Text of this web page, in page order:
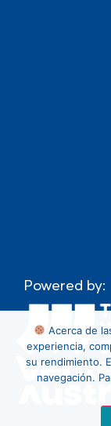
Powered by:
Acerca de
experiencia,
su rendimiento.
navegación.